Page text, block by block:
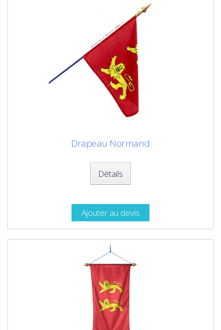
Drapeau Normand
Détails
Ajouter au devis